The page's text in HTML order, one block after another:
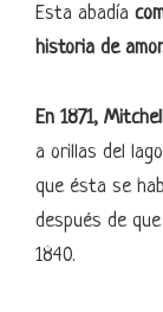
Esta abadía
historia de
En 1871,
a orillas del
que ésta se
después de
1840.